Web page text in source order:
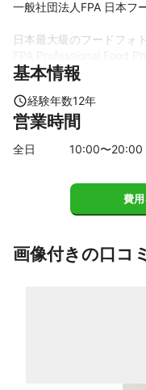
一般社団法人FPA 日本フ
日本最大級のフードフォ
⚫︎Judge's Special Award
⚫︎BROZE AWARD（銅賞）
ハンガリー大使館、株式
ルトラスティ大阪阿倍野
処穂のあかりジェイアー
ノコロの天然石、Parfait
OKYO、CHEESE CAFE
ワーク、有限会社クリエ
基本情報
経験年数12年
営業時間
全日 10:00〜20:00
費用
画像付きの口コミ